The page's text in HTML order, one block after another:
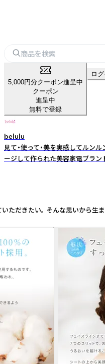
5,000円分クーポン進呈中
クーポン
進呈中
無料で登録
ロ
belulu
見て・使って・美を実感してルン
ージして作られた美容家電ブラン
きたい。 そんな思い